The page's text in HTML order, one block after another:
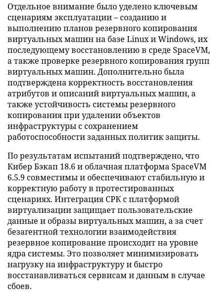
Отдельное внимание было уделено ключевым
сценариям эксплуатации – созданию и
выполнению планов резервного копирования
виртуальных машин на базе Linux и Windows, их
последующему восстановлению в среде SpaceVM,
а также проверке резервного копирования групп
виртуальных машин. Дополнительно была
подтверждена корректность восстановления
атрибутов и описаний виртуальных машин, а
также устойчивость системы резервного
копирования при удалении объектов
инфраструктуры с сохранением
работоспособности заданных политик защиты.
По результатам испытаний подтверждено, что
Кибер Бэкап 18.6 и облачная платформа SpaceVM
6.5.9 совместимы и обеспечивают стабильную и
корректную работу в протестированных
сценариях. Интеграция СРК с платформой
виртуализации защищает пользовательские
данные и образы виртуальных машин, а за счет
безагентной технологии взаимодействия
резервное копирование происходит на уровне
ядра системы. Это позволяет минимизировать
нагрузку на инфраструктуру и быстро
восстанавливаться сервисам и данным в случае
сбоев.